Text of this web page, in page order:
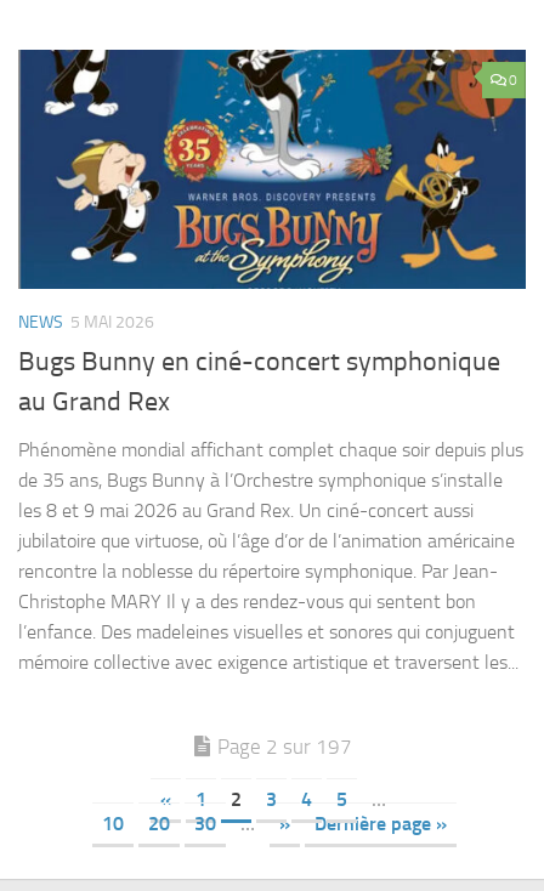
0
NEWS 5 MAI 2026
Bugs Bunny en ciné-concert symphonique
au Grand Rex
Phénomène mondial affichant complet chaque soir depuis plus
de 35 ans, Bugs Bunny à l’Orchestre symphonique s’installe
les 8 et 9 mai 2026 au Grand Rex. Un ciné-concert aussi
jubilatoire que virtuose, où l’âge d’or de l’animation américaine
rencontre la noblesse du répertoire symphonique. Par Jean-
Christophe MARY Il y a des rendez-vous qui sentent bon
l’enfance. Des madeleines visuelles et sonores qui conjuguent
mémoire collective avec exigence artistique et traversent les...
Page 2 sur 197
« 1 2 3 4 5
…
10
20 30 … » Dernière page »